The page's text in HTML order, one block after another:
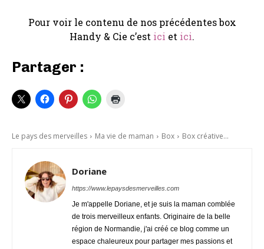
Pour voir le contenu de nos précédentes box
Handy & Cie c’est ici et ici.
Partager :
Le pays des merveilles Ma vie de maman Box Box créative...
Doriane
https://www.lepaysdesmerveilles.com
Je m'appelle Doriane, et je suis la maman comblée
de trois merveilleux enfants. Originaire de la belle
région de Normandie, j'ai créé ce blog comme un
espace chaleureux pour partager mes passions et